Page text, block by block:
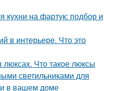
кухни на фартук: подбор и
в интерьере. Что это
Что такое люксы
светильниками для
в вашем доме